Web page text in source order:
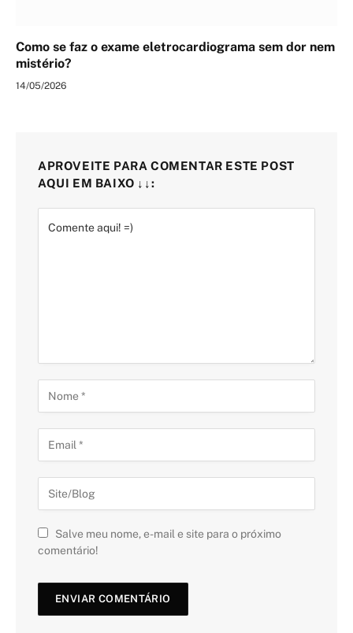
Como se faz o exame eletrocardiograma sem dor nem
mistério?
14/05/2026
APROVEITE PARA COMENTAR ESTE POST
AQUI EM BAIXO ↓↓:
Salve meu nome, e-mail e site para o próximo
comentário!